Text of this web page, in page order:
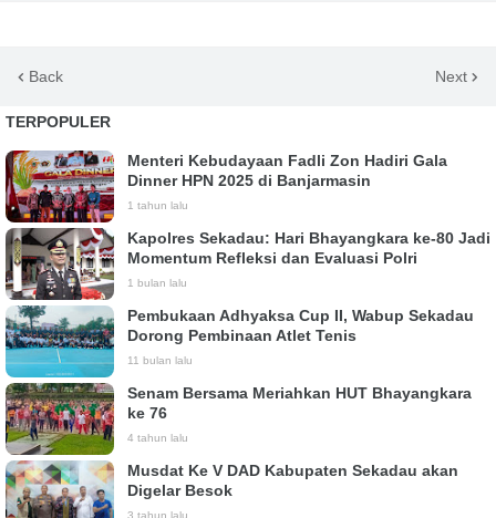
Back Next
TERPOPULER
Menteri Kebudayaan Fadli Zon Hadiri Gala
Dinner HPN 2025 di Banjarmasin
1 tahun lalu
Kapolres Sekadau: Hari Bhayangkara ke-80 Jadi
Momentum Refleksi dan Evaluasi Polri
1 bulan lalu
Pembukaan Adhyaksa Cup II, Wabup Sekadau
Dorong Pembinaan Atlet Tenis
11 bulan lalu
Senam Bersama Meriahkan HUT Bhayangkara
ke 76
4 tahun lalu
Musdat Ke V DAD Kabupaten Sekadau akan
Digelar Besok
3 tahun lalu